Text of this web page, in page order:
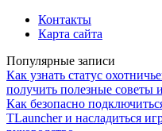
Контакты
Карта сайта
Популярные записи
Как узнать статус
получить полезные советы
Как безопасно
TLauncher и насладиться